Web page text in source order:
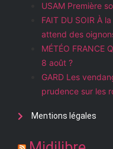
USAM Première
FAIT DU SOIR À
attend des
MÉTÉO FRANCE
8 août ?
GARD Les
prudence sur les
Mentions légales